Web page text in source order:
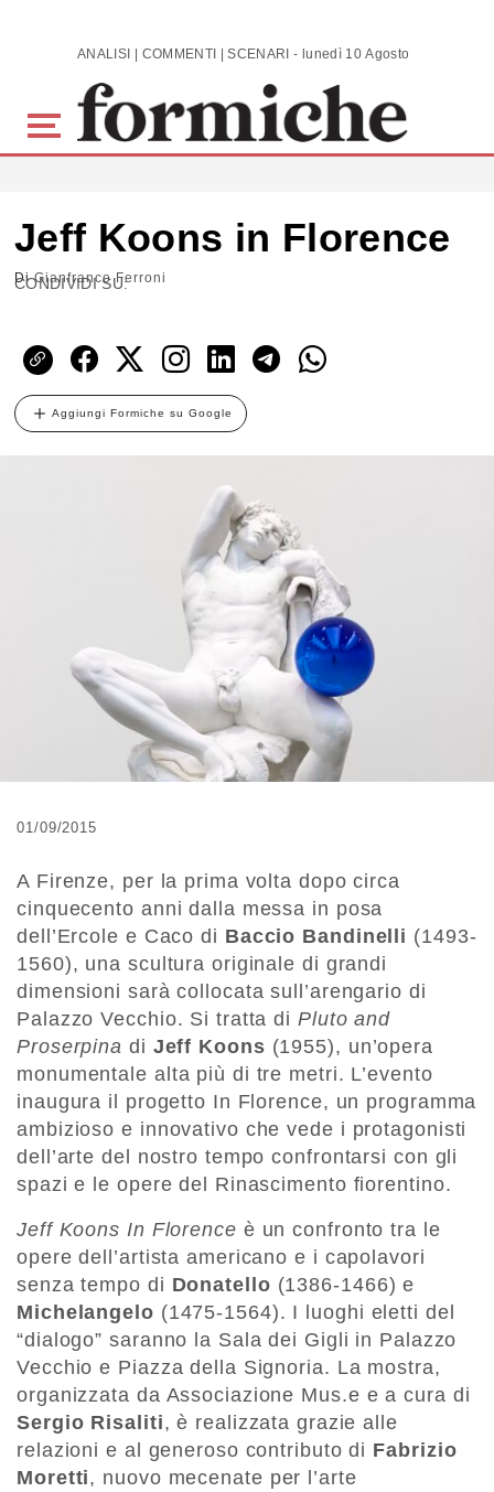
Skip to main content ANALISI | COMMENTI | SCENARI - lunedì 10 Agosto 2026
Jeff Koons in Florence
DiGianfranco Ferroni
CONDIVIDI SU:
Aggiungi Formiche su Google
01/09/2015
A Firenze, per la prima volta dopo circa
cinquecento anni dalla messa in posa
dell’Ercole e Caco di Baccio Bandinelli (1493-
1560), una scultura originale di grandi
dimensioni sarà collocata sull’arengario di
Palazzo Vecchio. Si tratta di Pluto and
Proserpina di Jeff Koons (1955), un’opera
monumentale alta più di tre metri. L’evento
inaugura il progetto In Florence, un programma
ambizioso e innovativo che vede i protagonisti
dell’arte del nostro tempo confrontarsi con gli
spazi e le opere del Rinascimento fiorentino.
Jeff Koons In Florence è un confronto tra le
opere dell’artista americano e i capolavori
senza tempo di Donatello (1386-1466) e
Michelangelo (1475-1564). I luoghi eletti del
“dialogo” saranno la Sala dei Gigli in Palazzo
Vecchio e Piazza della Signoria. La mostra,
organizzata da Associazione Mus.e e a cura di
Sergio Risaliti, è realizzata grazie alle
relazioni e al generoso contributo di Fabrizio
Moretti, nuovo mecenate per l’arte